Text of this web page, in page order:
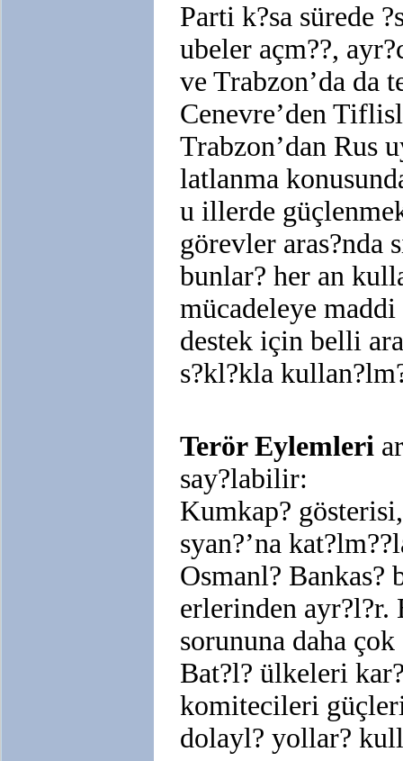
Parti k?sa sürede
ubeler açm??,
ve Trabzon’da da
Cenevre’den
Trabzon’dan Rus
latlanma
u illerde
görevler
bunlar? her an
mücadeleye
destek için belli
s?kl?kla
Terör Eylemleri
say?labilir:
Kumkap?
syan?’na
Osmanl? Bankas?
erlerinden ayr?l?r.
sorununa daha
Bat?l? ülkeleri
komitecileri
dolayl? yollar?